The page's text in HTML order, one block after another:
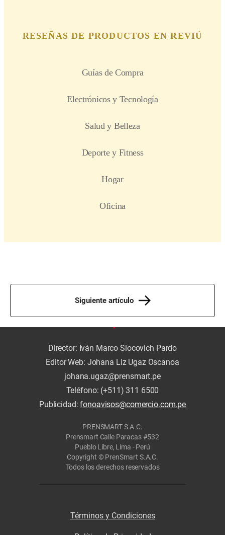
Siguiente artículo
Director: Iván Marco Slocovich Pardo
Editor Web: Johana Liz Ugaz Oscanoa
johana.ugaz@prensmart.pe
Teléfono: (+511) 311 6500
Publicidad:fonoavisos@comercio.com.pe
PRENSMART S.A.C.
Prensmart Calle Paracas #532
Pueblo Libre, Lima - Perú
Copyright © PrenSmart S.A.C.
Todos los derechos reservados
Términos y Condiciones